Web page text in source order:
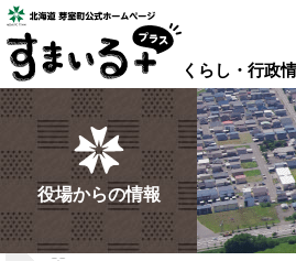
本
文
へ
移
動
る
くらし・行政
instagram
役場からの情報